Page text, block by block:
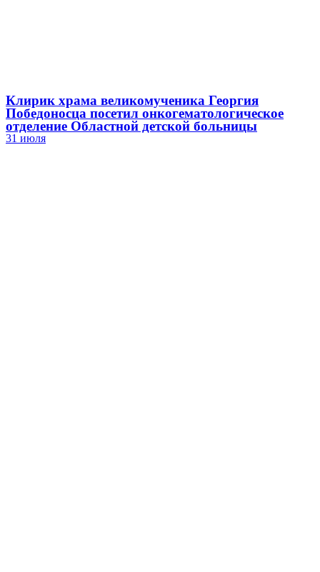
Клирик храма великомученика Георгия
Победоносца посетил онкогематологическое
отделение Областной детской больницы
31 июля